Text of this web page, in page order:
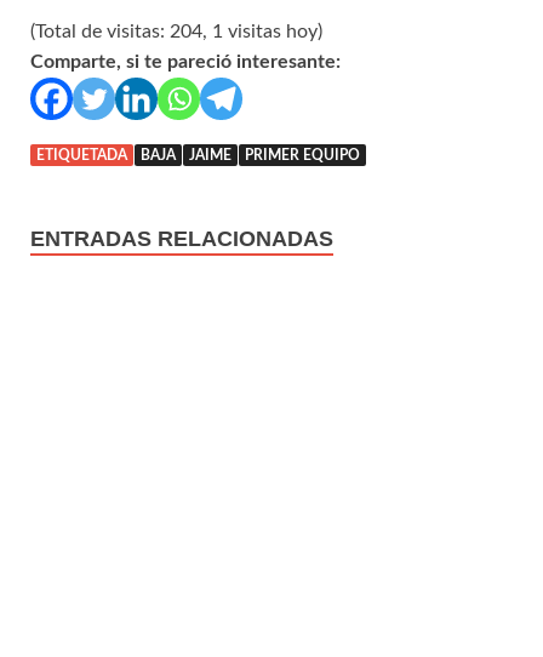
(Total de visitas: 204, 1 visitas hoy)
Comparte, si te pareció interesante:
ETIQUETADA BAJA JAIME PRIMER EQUIPO
ENTRADAS RELACIONADAS